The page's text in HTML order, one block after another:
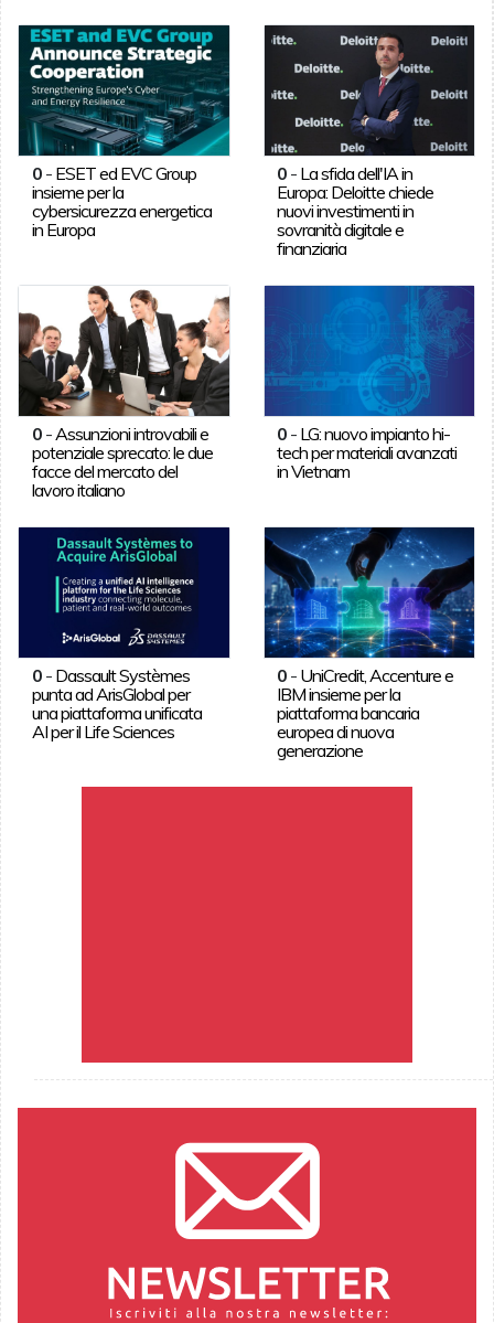
0- ESET ed EVC Group
insieme per la
cybersicurezza energetica
in Europa
0 - La sfida dell'IA in
Europa: Deloitte chiede
nuovi investimenti in
sovranità digitale e
finanziaria
0- Assunzioni introvabili e
potenziale sprecato: le due
facce del mercato del
lavoro italiano
0 - LG: nuovo impianto hi-
tech per materiali avanzati
in Vietnam
0- Dassault Systèmes
punta ad ArisGlobal per
una piattaforma unificata
AI per il Life Sciences
0 - UniCredit, Accenture e
IBM insieme per la
piattaforma bancaria
europea di nuova
generazione